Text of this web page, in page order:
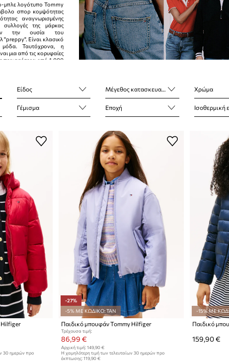
μπλε λογότυπο Tommy
σπορ κομψότητας
αναγνωρισμένης
συλλογές της μάρκας
την ουσία του
"preppy". Είναι κλασικό
μόδα. Ταυτόχρονα, η
μια από τις κορυφαίες
περισσότερα από 1.000
Είδος Μέγεθος κατασκευαστή Χρώμα
Γέμισμα Εποχή Ισοθερμική
Hilfiger
30 ημερών προ
-27%
-5% ΜΕ ΚΩΔΙΚΟ: TAN
Παιδικό μπουφάν Tommy Hilfiger
Τρέχουσα τιμή:
86,99 €
Αρχική τιμή: 149,90 €
Η χαμηλότερη τιμή των τελευταίων 30 ημερών προ
έκπτωσης: 119,90 €
-15% ΜΕ
Παιδικό
159,90 €